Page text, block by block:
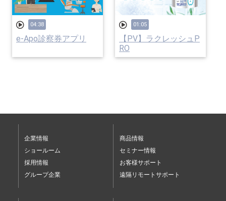
04:38
e-Apo診察券アプリ
01:05
【PV】ラクレッシュP
RO
企業情報
ショールーム
採用情報
グループ企業
商品情報
セミナー情報
お客様サポート
遠隔リモートサポート